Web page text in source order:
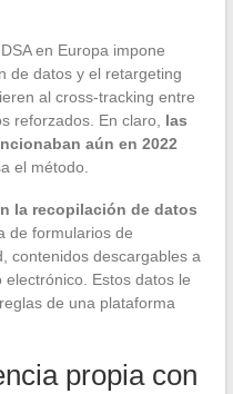
en Europa impone
de datos y el retargeting
al cross-tracking entre
reforzados. En claro, las
aún en 2022
el método.
la recopilación de datos
de formularios de
contenidos descargables a
Estos datos le
de una plataforma
propia con